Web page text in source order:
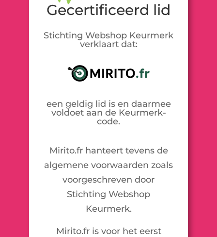
Gecertificeerd lid
Stichting Webshop Keurmerk
verklaart dat:
een geldig lid is en daarmee
voldoet aan de Keurmerk-
code.
Mirito.fr hanteert tevens de
algemene voorwaarden zoals
voorgeschreven door
Stichting Webshop
Keurmerk.
Mirito.fr is voor het eerst